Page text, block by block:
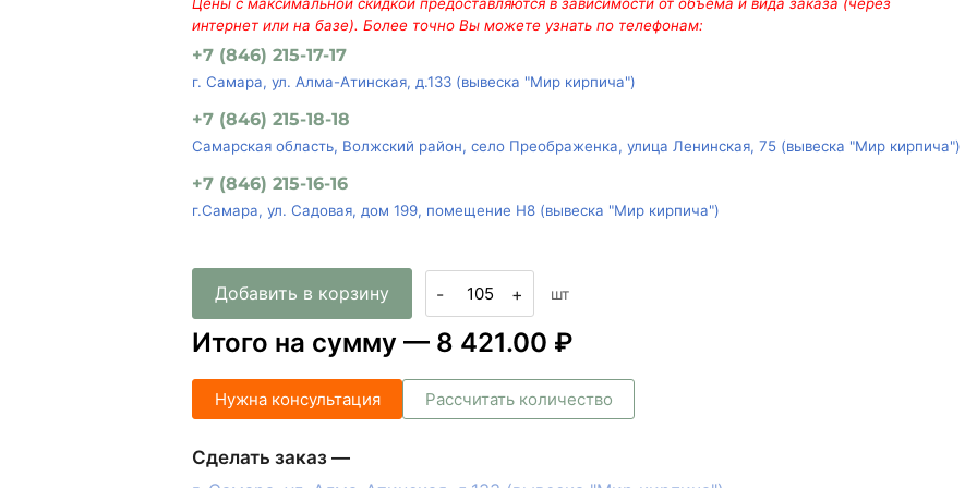
интернет или на базе). Более точно Вы можете узнать по телефонам:
+7 (846) 215-17-17
г. Самара, ул. Алма-Атинская, д.133 (вывеска "Мир кирпича")
+7 (846) 215-18-18
Самарская область, Волжский район, село Преображенка, улица Ленинская, 75 (вывеска "Мир кирпича")
+7 (846) 215-16-16
г.Самара, ул. Садовая, дом 199, помещение Н8 (вывеска "Мир кирпича")
Добавить в корзину - + шт
Итого на сумму — 8 421.00 ₽
Нужна консультация Рассчитать количество
Сделать заказ —